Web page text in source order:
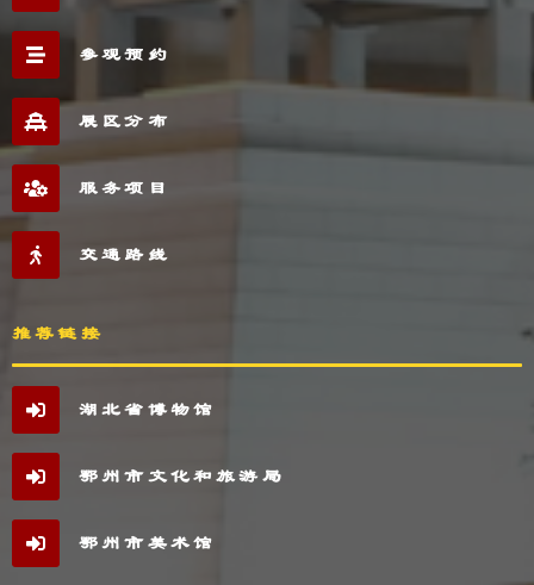
参观预约
展区分布
服务项目
交通路线
推荐链接
湖北省博物馆
鄂州市文化和旅游局
鄂州市美术馆